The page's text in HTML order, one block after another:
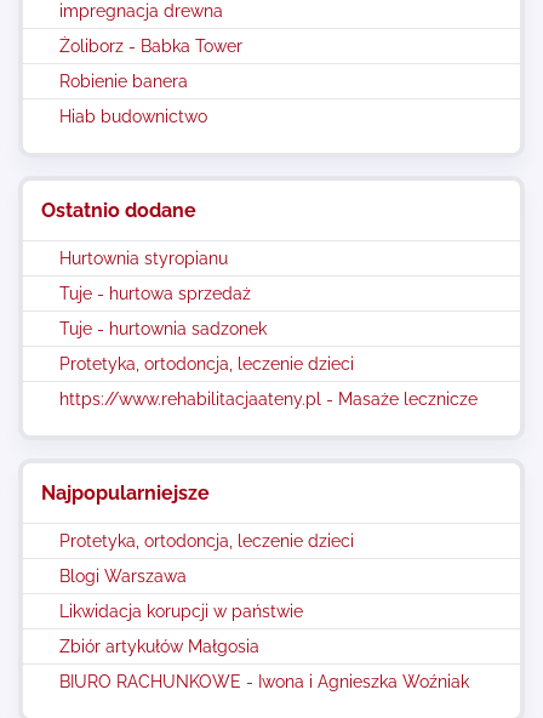
impregnacja drewna
Żoliborz - Babka Tower
Robienie banera
Hiab budownictwo
Ostatnio dodane
Hurtownia styropianu
Tuje - hurtowa sprzedaż
Tuje - hurtownia sadzonek
Protetyka, ortodoncja, leczenie dzieci
https://www.rehabilitacjaateny.pl - Masaże lecznicze
Najpopularniejsze
Protetyka, ortodoncja, leczenie dzieci
Blogi Warszawa
Likwidacja korupcji w państwie
Zbiór artykułów Małgosia
BIURO RACHUNKOWE - Iwona i Agnieszka Woźniak